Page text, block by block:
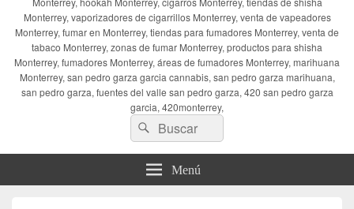
Monterrey, vaporizadores de cigarrillos Monterrey, venta de vapeadores
Monterrey, fumar en Monterrey, tiendas para fumadores Monterrey, venta de
tabaco Monterrey, zonas de fumar Monterrey, productos para shisha
Monterrey, fumadores Monterrey, áreas de fumadores Monterrey, marihuana
Monterrey, san pedro garza garcia cannabis, san pedro garza marihuana,
san pedro garza, fuentes del valle san pedro garza, 420 san pedro garza
garcia, 420monterrey,
Buscar
por:
Buscar
Menú